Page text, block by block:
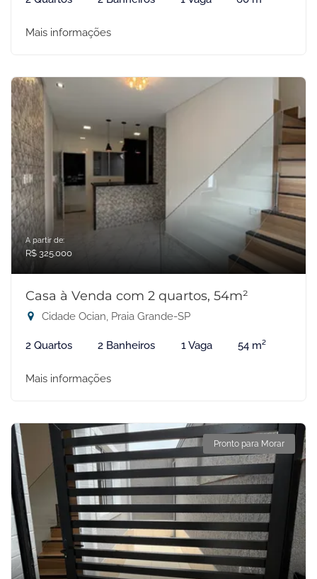
Mais informações
A partir de:
R$ 325.000
Casa à Venda com 2 quartos, 54m²
Cidade Ocian, Praia Grande-SP
2 Quartos 2 Banheiros 1 Vaga 54 m²
Mais informações
Pronto para Morar